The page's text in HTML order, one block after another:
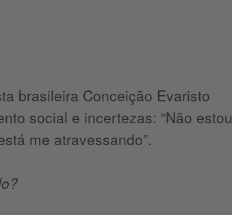
brasileira Conceição Evaristo
social e incertezas: “Não estou
me atravessando”.